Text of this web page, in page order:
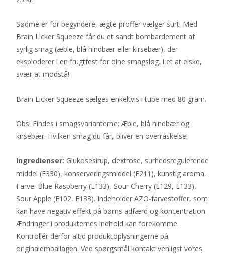
Sødme er for begyndere, ægte proffer vælger surt! Med
Brain Licker Squeeze får du et sandt bombardement af
syrlig smag (æble, blå hindbær eller kirsebær), der
eksploderer i en frugtfest for dine smagsløg. Let at elske,
svær at modstå!
Brain Licker Squeeze sælges enkeltvis i tube med 80 gram.
Obs! Findes i smagsvarianterne: Æble, blå hindbær og
kirsebær. Hvilken smag du får, bliver en overraskelse!
Ingredienser: Glukosesirup, dextrose, surhedsregulerende
middel (E330), konserveringsmiddel (E211), kunstig aroma.
Farve: Blue Raspberry (E133), Sour Cherry (E129, E133),
Sour Apple (E102, E133). Indeholder AZO-farvestoffer, som
kan have negativ effekt på børns adfærd og koncentration.
Ændringer i produkternes indhold kan forekomme.
Kontrollér derfor altid produktoplysningerne på
originalemballagen. Ved spørgsmål kontakt venligst vores